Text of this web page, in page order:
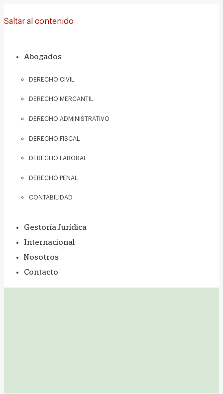
Saltar al contenido
Abogados
DERECHO CIVIL
DERECHO MERCANTIL
DERECHO ADMINISTRATIVO
DERECHO FISCAL
DERECHO LABORAL
DERECHO PENAL
CONTABILIDAD
Gestoría Jurídica
Internacional
Nosotros
Contacto